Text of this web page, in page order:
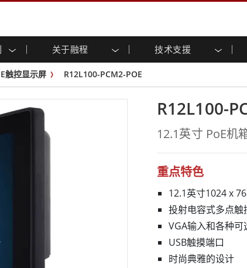
关于融程 技术支援
屏
投射电
不锈钢系列
户外显示屏
G-WIN系列 / IP67
后置安装
工业计算机及人机介面
人机介面(投射电容触控)
工业计算机 (投射电容触控)
工业计算机 (电阻触控)
不锈钢系列
G-WIN系列 / IP67设计
防爆等级
长条形数位电子屏幕
固型平板电脑
业计算机
示屏
船舶等级
船舶等级工业计算机
船舶等级嵌入式计算机
就绪 能源、化工、防爆产品应
方案
解决方案 船舶解决方案
解决方案 基础建设解决方案
解决方案 自助服务亭解决方案
矿解决方案 智能充电站解决方案
客户服务中心
动 产品变更通知
频道 虚拟实境展会
触控显示屏 R12L100-PCM2-POE
R12L100-
12.1英寸 PoE机
重点特色
12.1英寸1024 x
投射电容式多点触
VGA输入和各种
USB触摸端口
时尚典雅的设计